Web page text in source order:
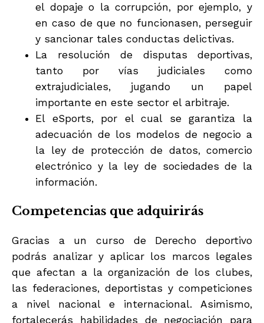
el dopaje o la corrupción, por ejemplo, y
en caso de que no funcionasen, perseguir
y sancionar tales conductas delictivas.
La resolución de disputas deportivas,
tanto por vías judiciales como
extrajudiciales, jugando un papel
importante en este sector el arbitraje.
El eSports, por el cual se garantiza la
adecuación de los modelos de negocio a
la ley de protección de datos, comercio
electrónico y la ley de sociedades de la
información.
Competencias que adquirirás
Gracias a un curso de Derecho deportivo
podrás analizar y aplicar los marcos legales
que afectan a la organización de los clubes,
las federaciones, deportistas y competiciones
a nivel nacional e internacional. Asimismo,
fortalecerás habilidades de negociación para